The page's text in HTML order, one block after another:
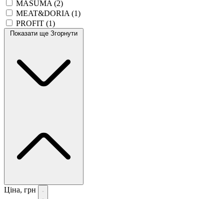
MASUMA (2)
MEAT&DORIA (1)
PROFIT (1)
Показати ще Згорнути
Ціна, грн